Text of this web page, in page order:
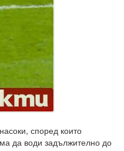
според които
да води задължително до